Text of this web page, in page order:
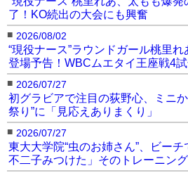
了！KO続出の大会にも興奮
■ 2026/08/02
“現役ナース”ラウンドガール桃里
登場予告！WBCムエタイ王座戦4
■ 2026/07/27
初グラビアで注目の荻野心、ミニ
祭り”に「見応えありまくり」
■ 2026/07/27
東大大学院“虫のお姉さん”、ビー
不二子みつけた」そのトレーニン